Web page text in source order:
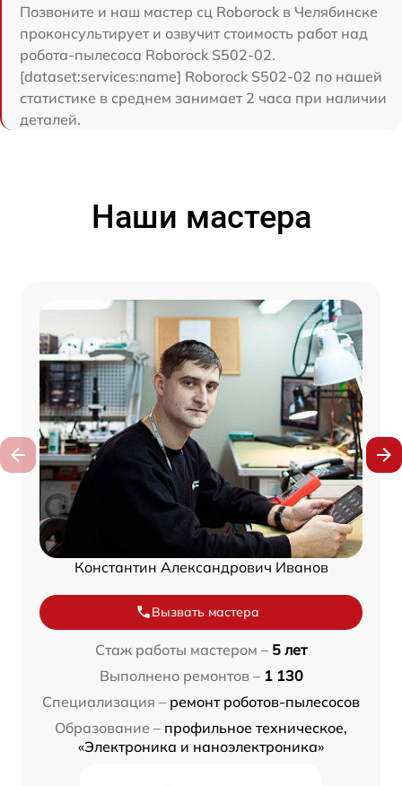
Позвоните и наш мастер сц Roborock в Челябинске
проконсультирует и озвучит стоимость работ над
робота-пылесоса Roborock S502-02.
[dataset:services:name] Roborock S502-02 по нашей
статистике в среднем занимает 2 часа при наличии
деталей.
Наши мастера
Константин Александрович Иванов
Вызвать мастера
Стаж работы мастером – 5 лет
Выполнено ремонтов – 1 130
Специализация – ремонт роботов-пылесосов
Образование – профильное техническое,
«Электроника и наноэлектроника»